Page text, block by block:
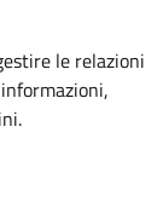
le relazioni